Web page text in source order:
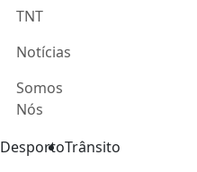
TNT
Notícias
Somos
Nós
DesportoTrânsito